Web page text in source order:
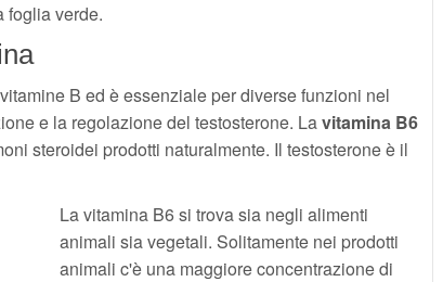
foglia verde.
B ed è essenziale per diverse funzioni nel
e la regolazione del testosterone. Lavitamina B6
steroidei prodotti naturalmente. Il testosterone è il
La vitamina B6 si trova sia negli alimenti
animali sia vegetali. Solitamente nei prodotti
animali c'è una maggiore concentrazione di